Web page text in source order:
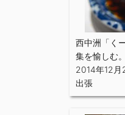
西中洲「く
集を愉しむ。
2014年12月
出張